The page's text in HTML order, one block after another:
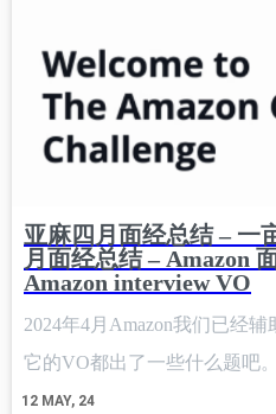
亚麻四月面经总结 – 一
月面经总结 – Amazon
Amazon interview VO
12 MAY, 24
2024年4月Amazon我们已经
它的VO都出了一些什么题吧
提前检测自己是否能够做出出